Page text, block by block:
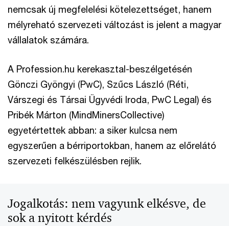
nemcsak új megfelelési kötelezettséget, hanem
mélyreható szervezeti változást is jelent a magyar
vállalatok számára.
A Profession.hu kerekasztal-beszélgetésén
Gönczi Gyöngyi (PwC), Szűcs László (Réti,
Várszegi és Társai Ügyvédi Iroda, PwC Legal) és
Pribék Márton (MindMinersCollective)
egyetértettek abban: a siker kulcsa nem
egyszerűen a bérriportokban, hanem az előrelátó
szervezeti felkészülésben rejlik.
Jogalkotás: nem vagyunk elkésve, de
sok a nyitott kérdés